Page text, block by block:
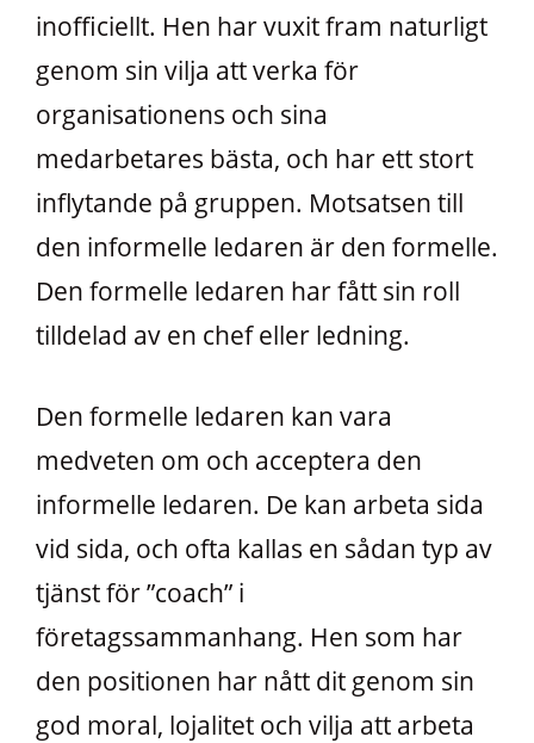
inofficiellt. Hen har vuxit fram naturligt
genom sin vilja att verka för
organisationens och sina
medarbetares bästa, och har ett stort
inflytande på gruppen. Motsatsen till
den informelle ledaren är den formelle.
Den formelle ledaren har fått sin roll
tilldelad av en chef eller ledning.
Den formelle ledaren kan vara
medveten om och acceptera den
informelle ledaren. De kan arbeta sida
vid sida, och ofta kallas en sådan typ av
tjänst för ”coach” i
företagssammanhang. Hen som har
den positionen har nått dit genom sin
god moral, lojalitet och vilja att arbeta